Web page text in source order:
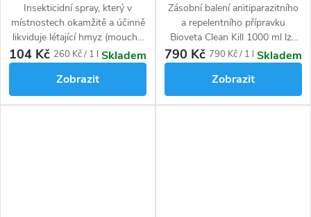
Insekticidní spray, který v
místnostech okamžitě a účinně
likviduje létající hmyz (mouchy,
komáry, moly) a lezoucí hmyz
(šváby, rusy, mravence, blechy).
104 Kč Měrná
260 Kč / 1 l Skladem
Zobrazit
Zásobní balení anitiparazitního
a repelentního přípravku
Bioveta Clean Kill 1000 ml lze
použít k doplnění do postřikové
nádoby. Postřik se používá k
likvidaci lezoucího i létacího
hmyzu. Bioveta Clean Kill 1000
ml je účinný proti proti
790 Kč Měrná
790 Kč / 1 l Skladem
Zobrazit